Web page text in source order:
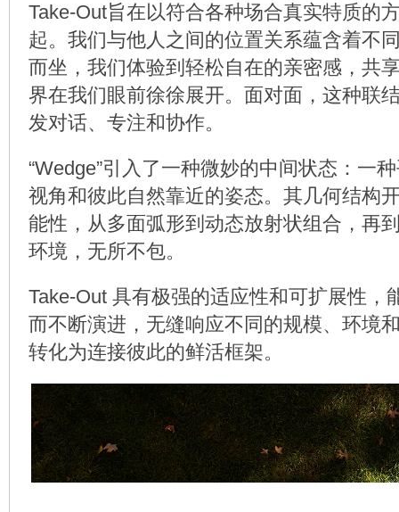
Take-Out旨在以符合各种场合真实特质的
起。我们与他人之间的位置关系蕴含着不
而坐，我们体验到轻松自在的亲密感，共
界在我们眼前徐徐展开。面对面，这种联
发对话、专注和协作。
“Wedge”引入了一种微妙的中间状态：一
视角和彼此自然靠近的姿态。其几何结构
能性，从多面弧形到动态放射状组合，再
环境，无所不包。
Take-Out 具有极强的适应性和可扩展性，
而不断演进，无缝响应不同的规模、环境
转化为连接彼此的鲜活框架。